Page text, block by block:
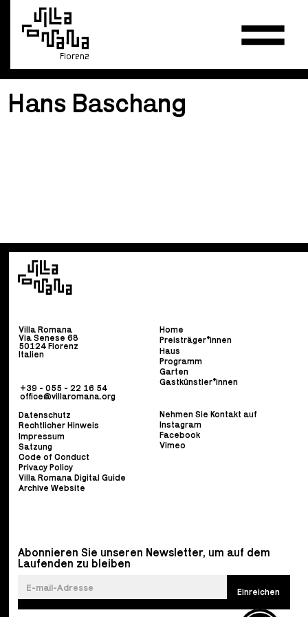
Florenz
Hans Baschang
Villa Romana
Via Senese 68
50124 Florenz
Italien
+39 - 055 - 22 16 54
office@villaromana.org
Home
Preisträger*innen
Haus
Programm
Garten
Gastkünstler*innen
Datenschutz
Rechtlicher Hinweis
Impressum
Satzung
Code of Conduct
Privacy Policy
Villa Romana Digital Guide
Archive Website
Nehmen Sie Kontakt auf
Instagram
Facebook
Vimeo
Abonnieren Sie unseren Newsletter, um auf dem
Laufenden zu bleiben